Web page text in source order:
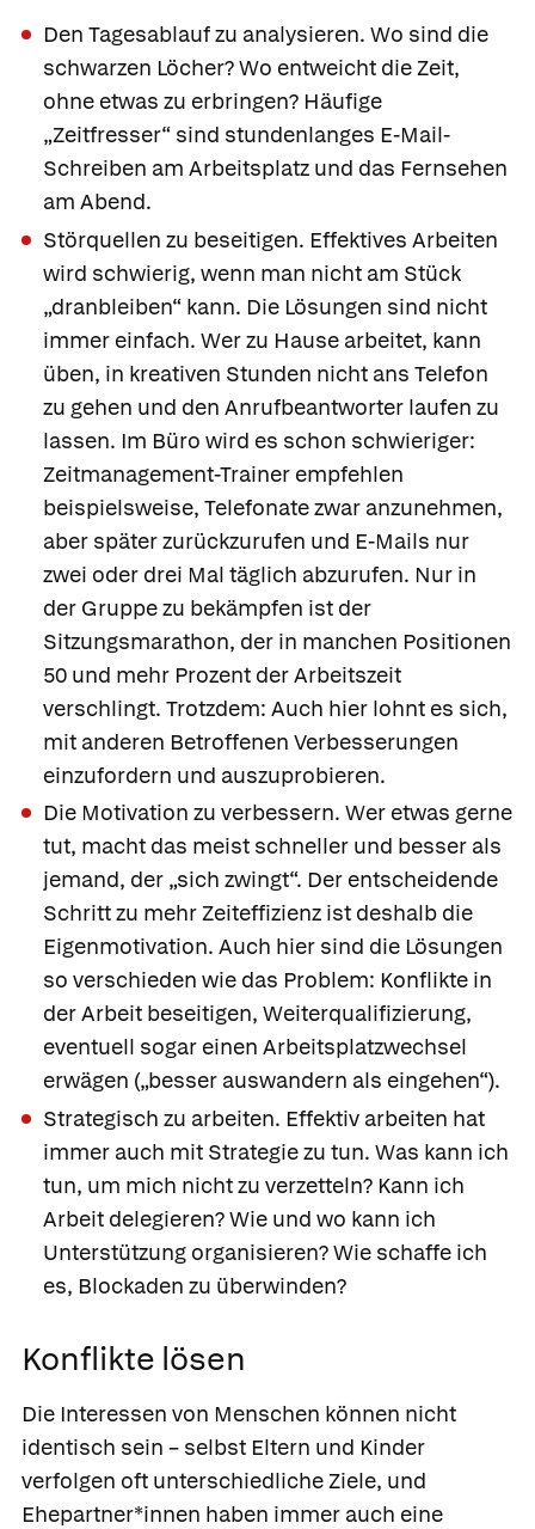
Den Tagesablauf zu analysieren. Wo sind die
schwarzen Löcher? Wo entweicht die Zeit,
ohne etwas zu erbringen? Häufige
„Zeitfresser“ sind stundenlanges E-Mail-
Schreiben am Arbeitsplatz und das Fernsehen
am Abend.
Störquellen zu beseitigen. Effektives Arbeiten
wird schwierig, wenn man nicht am Stück
„dranbleiben“ kann. Die Lösungen sind nicht
immer einfach. Wer zu Hause arbeitet, kann
üben, in kreativen Stunden nicht ans Telefon
zu gehen und den Anrufbeantworter laufen zu
lassen. Im Büro wird es schon schwieriger:
Zeitmanagement-Trainer empfehlen
beispielsweise, Telefonate zwar anzunehmen,
aber später zurückzurufen und E-Mails nur
zwei oder drei Mal täglich abzurufen. Nur in
der Gruppe zu bekämpfen ist der
Sitzungsmarathon, der in manchen Positionen
50 und mehr Prozent der Arbeitszeit
verschlingt. Trotzdem: Auch hier lohnt es sich,
mit anderen Betroffenen Verbesserungen
einzufordern und auszuprobieren.
Die Motivation zu verbessern. Wer etwas gerne
tut, macht das meist schneller und besser als
jemand, der „sich zwingt“. Der entscheidende
Schritt zu mehr Zeiteffizienz ist deshalb die
Eigenmotivation. Auch hier sind die Lösungen
so verschieden wie das Problem: Konflikte in
der Arbeit beseitigen, Weiterqualifizierung,
eventuell sogar einen Arbeitsplatzwechsel
erwägen („besser auswandern als eingehen“).
Strategisch zu arbeiten. Effektiv arbeiten hat
immer auch mit Strategie zu tun. Was kann ich
tun, um mich nicht zu verzetteln? Kann ich
Arbeit delegieren? Wie und wo kann ich
Unterstützung organisieren? Wie schaffe ich
es, Blockaden zu überwinden?
Konflikte lösen
Die Interessen von Menschen können nicht
identisch sein – selbst Eltern und Kinder
verfolgen oft unterschiedliche Ziele, und
Ehepartner*innen haben immer auch eine